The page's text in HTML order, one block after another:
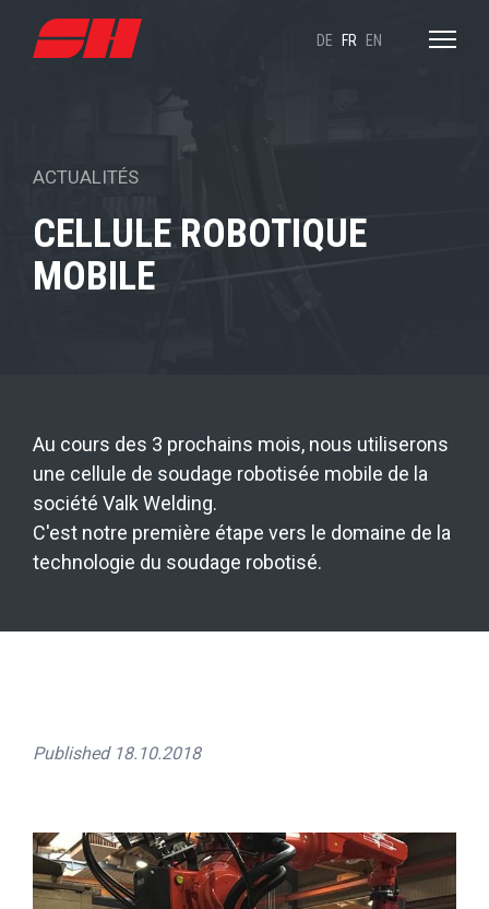
DE FR EN
ACTUALITÉS
CELLULE ROBOTIQUE
MOBILE
Au cours des 3 prochains mois, nous utiliserons
une cellule de soudage robotisée mobile de la
société Valk Welding.
C'est notre première étape vers le domaine de la
technologie du soudage robotisé.
Published 18.10.2018